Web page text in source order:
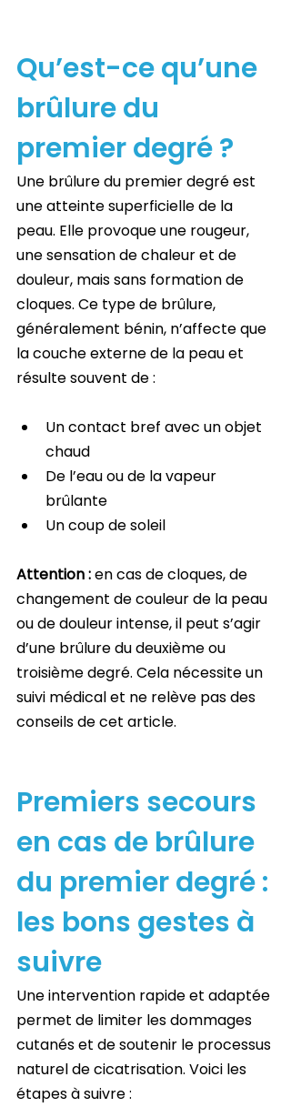
Qu’est-ce qu’une
brûlure du
premier degré ?
Une brûlure du premier degré est
une atteinte superficielle de la
peau. Elle provoque une rougeur,
une sensation de chaleur et de
douleur, mais sans formation de
cloques. Ce type de brûlure,
généralement bénin, n’affecte que
la couche externe de la peau et
résulte souvent de :
Un contact bref avec un objet
chaud
De l’eau ou de la vapeur
brûlante
Un coup de soleil
Attention : en cas de cloques, de
changement de couleur de la peau
ou de douleur intense, il peut s’agir
d’une brûlure du deuxième ou
troisième degré. Cela nécessite un
suivi médical et ne relève pas des
conseils de cet article.
Premiers secours
en cas de brûlure
du premier degré :
les bons gestes à
suivre
Une intervention rapide et adaptée
permet de limiter les dommages
cutanés et de soutenir le processus
naturel de cicatrisation. Voici les
étapes à suivre :